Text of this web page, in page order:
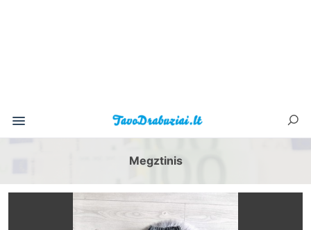
Megztinis